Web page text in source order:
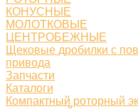
КОНУСНЫЕ
МОЛОТКОВЫЕ
ЦЕНТРОБЕЖНЫЕ
Щековые дробилки с
привода
Запчасти
Каталоги
Компактный роторный